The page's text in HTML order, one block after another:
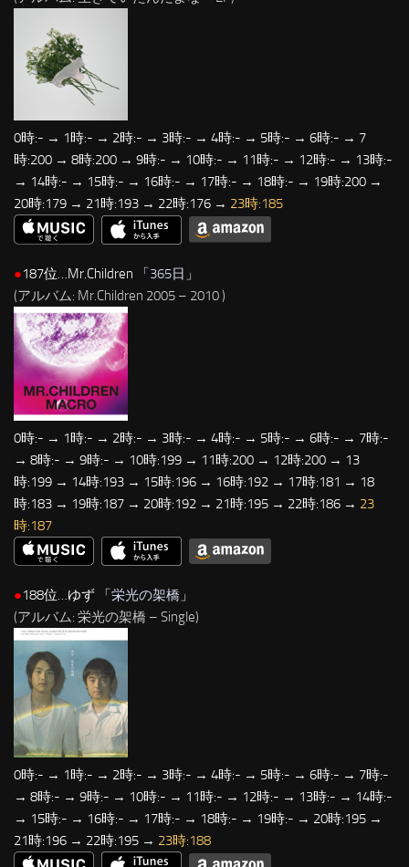
0時:- → 1時:- → 2時:- → 3時:- → 4時:- → 5時:- → 6時:- → 7
時:200 → 8時:200 → 9時:- → 10時:- → 11時:- → 12時:- → 13時:-
→ 14時:- → 15時:- → 16時:- → 17時:- → 18時:- → 19時:200 →
20時:179 → 21時:193 → 22時:176 → 23時:185
●187位…Mr.Children 「365日 」
(アルバム: Mr.Children 2005 – 2010)
0時:- → 1時:- → 2時:- → 3時:- → 4時:- → 5時:- → 6時:- → 7時:-
→ 8時:- → 9時:- → 10時:199 → 11時:200 → 12時:200 → 13
時:199 → 14時:193 → 15時:196 → 16時:192 → 17時:181 → 18
時:183 → 19時:187 → 20時:192 → 21時:195 → 22時:186 → 23
時:187
●188位…ゆず 「栄光の架橋 」
(アルバム: 栄光の架橋 – Single)
0時:- → 1時:- → 2時:- → 3時:- → 4時:- → 5時:- → 6時:- → 7時:-
→ 8時:- → 9時:- → 10時:- → 11時:- → 12時:- → 13時:- → 14時:-
→ 15時:- → 16時:- → 17時:- → 18時:- → 19時:- → 20時:195 →
21時:196 → 22時:195 → 23時:188